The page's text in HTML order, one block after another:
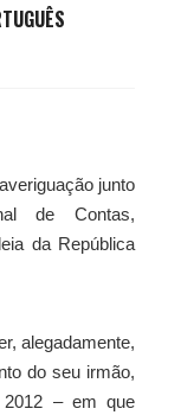
junto
de Contas,
da República
alegadamente,
do seu irmão,
– em que